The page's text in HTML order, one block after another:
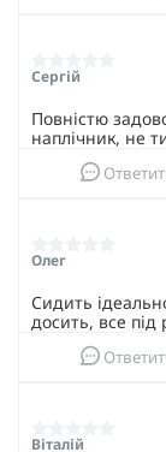
Сергій
Повністю
наплічник, не
Олег
Сидить
досить, все під
Віталій